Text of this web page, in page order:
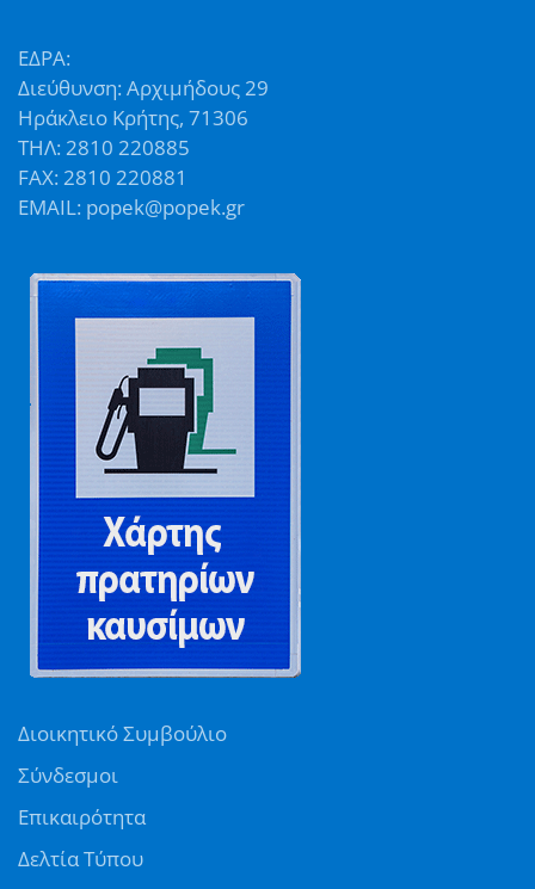
ΕΔΡΑ:
Διεύθυνση: Αρχιμήδους 29
Ηράκλειο Κρήτης, 71306
ΤΗΛ: 2810 220885
FAX: 2810 220881
EMAIL: popek@popek.gr
Διοικητικό Συμβούλιο
Σύνδεσμοι
Επικαιρότητα
Δελτία Τύπου